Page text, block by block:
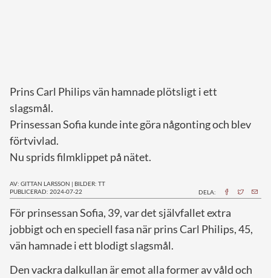
Prins Carl Philips vän hamnade plötsligt i ett
slagsmål.
Prinsessan Sofia kunde inte göra någonting och blev
förtvivlad.
Nu sprids filmklippet på nätet.
AV: GITTAN LARSSON | BILDER: TT
PUBLICERAD: 2024-07-22
DELA:
För prinsessan Sofia, 39, var det självfallet extra
jobbigt och en speciell fasa när prins Carl Philips, 45,
vän hamnade i ett blodigt slagsmål.
Den vackra dalkullan är emot alla former av våld och